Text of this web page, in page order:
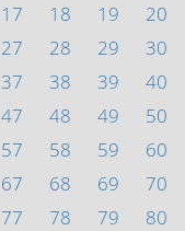
17 18 19
20
27 28 29
30
37 38 39
40
47 48 49
50
57 58 59
60
67 68 69
70
77 78 79
80